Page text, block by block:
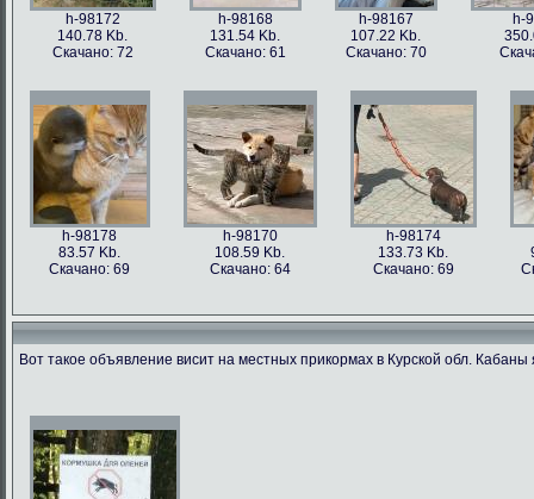
h-98172
140.78 Kb.
Скачано: 72
h-98168
131.54 Kb.
Скачано: 61
h-98167
107.22 Kb.
Скачано: 70
h-
h-98178
83.57 Kb.
Скачано: 69
h-98170
108.59 Kb.
Скачано: 64
h-98174
133.73 Kb.
Скачано: 69
h-98176
76.47 Kb.
Скачано: 63
h-98171
187.62 Kb.
Скачано: 66
Вот такое объявление висит на местных прикормах в Курской обл.